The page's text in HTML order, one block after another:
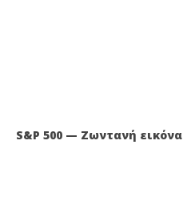
S&P 500 — Ζωντανή εικόνα